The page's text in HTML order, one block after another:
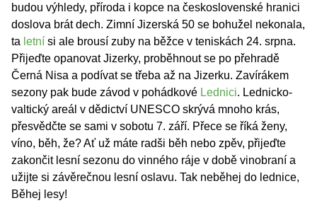
budou výhledy, příroda i kopce na československé hranici
doslova brát dech. Zimní Jizerská 50 se bohužel nekonala,
ta letní si ale brousí zuby na běžce v teniskách 24. srpna.
Přijeďte opanovat Jizerky, proběhnout se po přehradě
Černá Nisa a podívat se třeba až na Jizerku. Zavírákem
sezony pak bude závod v pohádkové Lednici. Lednicko-
valtický areál v dědictví UNESCO skrývá mnoho krás,
přesvědčte se sami v sobotu 7. září. Přece se říká ženy,
víno, běh, že? Ať už máte radši běh nebo zpěv, přijeďte
zakončit lesní sezonu do vinného ráje v době vinobraní a
užijte si závěrečnou lesní oslavu. Tak neběhej do lednice,
Běhej lesy!